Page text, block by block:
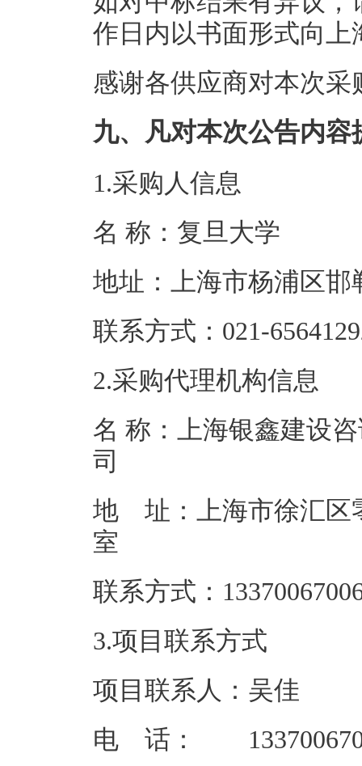
作日内以书面形式向
感谢各供应商对本次
九、凡对本次公告内
1.采购人信息
名 称：复旦
地址：上海市
联系方式：021-
2.采购代理机构信息
名 称：上海银鑫建设
地 址：上海市徐汇区
联系方式：
3.项目联系方式
项目联系人：吴佳
电 话：